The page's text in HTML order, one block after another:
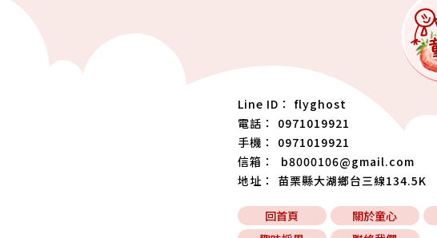
flyghost
0971019921
0971019921
b8000106@gmail.com
苗栗縣大湖鄉台三線134.5K
回首頁 關於童心